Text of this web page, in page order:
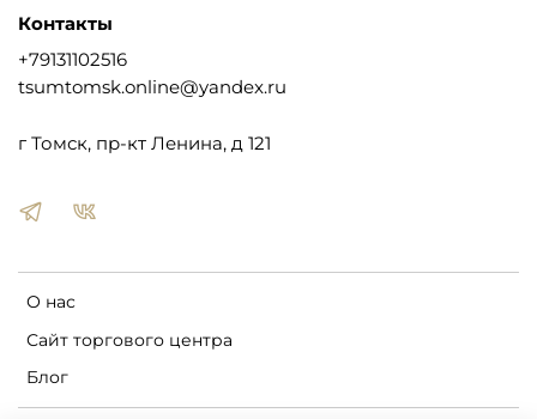
О нас
Сайт торгового центра
Блог
Контакты
+79131102516
tsumtomsk.online@yandex.ru
г Томск, пр-кт Ленина, д 121